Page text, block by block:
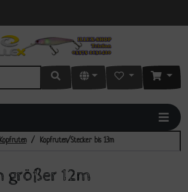
Kopfruten Kopfruten/Stecker bis 13m
12m